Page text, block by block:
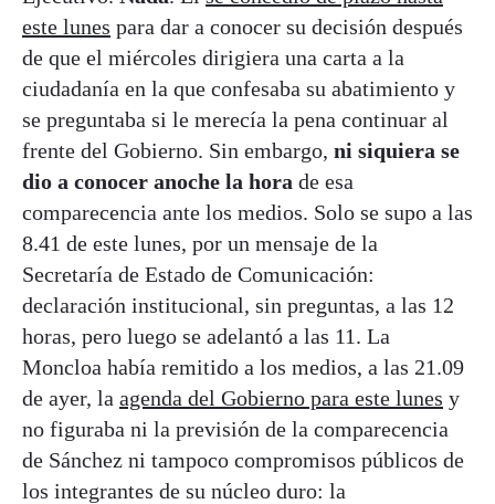
este lunes para dar a conocer su decisión después
de que el miércoles dirigiera una carta a la
ciudadanía en la que confesaba su abatimiento y
se preguntaba si le merecía la pena continuar al
frente del Gobierno. Sin embargo, ni siquiera se
dio a conocer anoche la hora de esa
comparecencia ante los medios. Solo se supo a las
8.41 de este lunes, por un mensaje de la
Secretaría de Estado de Comunicación:
declaración institucional, sin preguntas, a las 12
horas, pero luego se adelantó a las 11. La
Moncloa había remitido a los medios, a las 21.09
de ayer, la agenda del Gobierno para este lunes y
no figuraba ni la previsión de la comparecencia
de Sánchez ni tampoco compromisos públicos de
los integrantes de su núcleo duro: la